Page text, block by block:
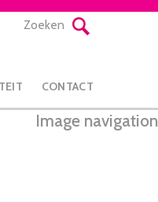
Zoeken
CONTACT
Image navigation